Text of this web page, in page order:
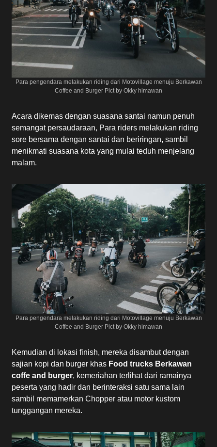
Para pengendara melakukan riding dari Motovillage menuju Berkawan
Coffee and Burger Pict by Okky himawan
Acara dikemas dengan suasana santai namun penuh
semangat persaudaraan, Para riders melakukan riding
sore bersama dengan santai dan beriringan, sambil
menikmati suasana kota yang mulai teduh menjelang
malam.
Para pengendara melakukan riding dari Motovillage menuju Berkawan
Coffee and Burger Pict by Okky himawan
Kemudian di lokasi finish, mereka disambut dengan
sajian kopi dan burger khas Food trucks Berkawan
coffe and burger, kemeriahan terlihat dari ramainya
peserta yang hadir dan berinteraksi satu sama lain
sambil memamerkan Chopper atau motor kustom
tunggangan mereka.